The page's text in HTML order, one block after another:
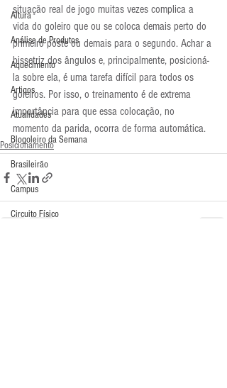
Altura
Análise de Produtos
Aquecimento
Artigos
Atualidades
Blogoleiro da Semana
Brasileirão
Campus
Circuito Físico
situação real de jogo muitas vezes complica a
vida do goleiro que ou se coloca demais perto do
primeiro poste ou demais para o segundo. Achar a
bissetriz dos ângulos e, principalmente, posicioná-
la sobre ela, é uma tarefa difícil para todos os
goleiros. Por isso, o treinamento é de extrema
importância para que essa colocação, no
momento da parida, ocorra de forma automática.
Posicionamento